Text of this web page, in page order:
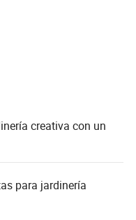
creativa con un
para jardinería